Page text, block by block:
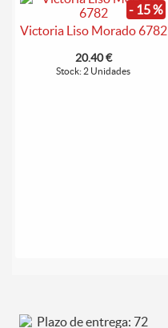
- 15 %
Victoria Liso Morado 6782
20.40 €
Stock: 2 Unidades